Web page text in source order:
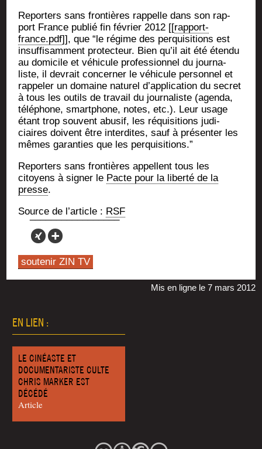
EN LIEN :
LE CINÉASTE ET
DOCUMENTARISTE CULTE
CHRIS MARKER EST
DÉCÉDÉ
Article
Repor­ters sans fron­tières rap­pelle dans son rap­
port France publié fin février 2012 [[rapport-
france.pdf]], que “le régime des per­qui­si­tions est
insuf­fi­sam­ment pro­tec­teur. Bien qu’il ait été éten­du
au domi­cile et véhi­cule pro­fes­sion­nel du jour­na­
liste, il devrait concer­ner le véhi­cule per­son­nel et
rap­pe­ler un domaine natu­rel d’application du secret
à tous les outils de tra­vail du jour­na­liste (agen­da,
télé­phone, smart­phone, notes, etc.). Leur usage
étant trop sou­vent abu­sif, les réqui­si­tions judi­
ciaires doivent être inter­dites, sauf à pré­sen­ter les
mêmes garan­ties que les perquisitions.”
Repor­ters sans fron­tières appellent tous les
citoyens à signer le Pacte pour la liber­té de la
presse.
Source de l’ar­ticle : RSF
soutenir ZIN TV
Mis en ligne le 7 mars 2012